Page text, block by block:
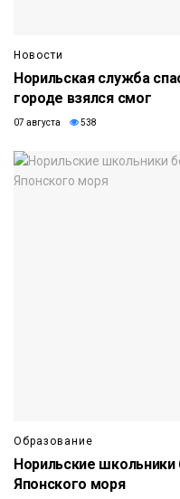
Новости
Норильская служба
городе взялся смог
07 августа 538
Образование
Норильские школьники
Японского моря